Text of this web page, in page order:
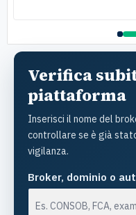
Verifica
piattaforma
Inserisci il nome del
controllare se è già
vigilanza.
Broker, dominio o